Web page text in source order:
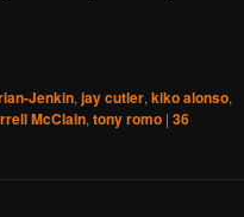
Jenkin, jay cutler, kiko alonso,
McClain, tony romo | 36